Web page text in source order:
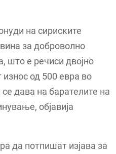
на сириските
за доброволно
што е речиси двојно
од 500 евра во
дава на барателите на
објавија
да потпишат изјава за